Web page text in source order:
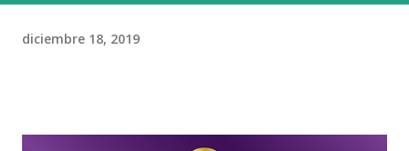
diciembre 18, 2019